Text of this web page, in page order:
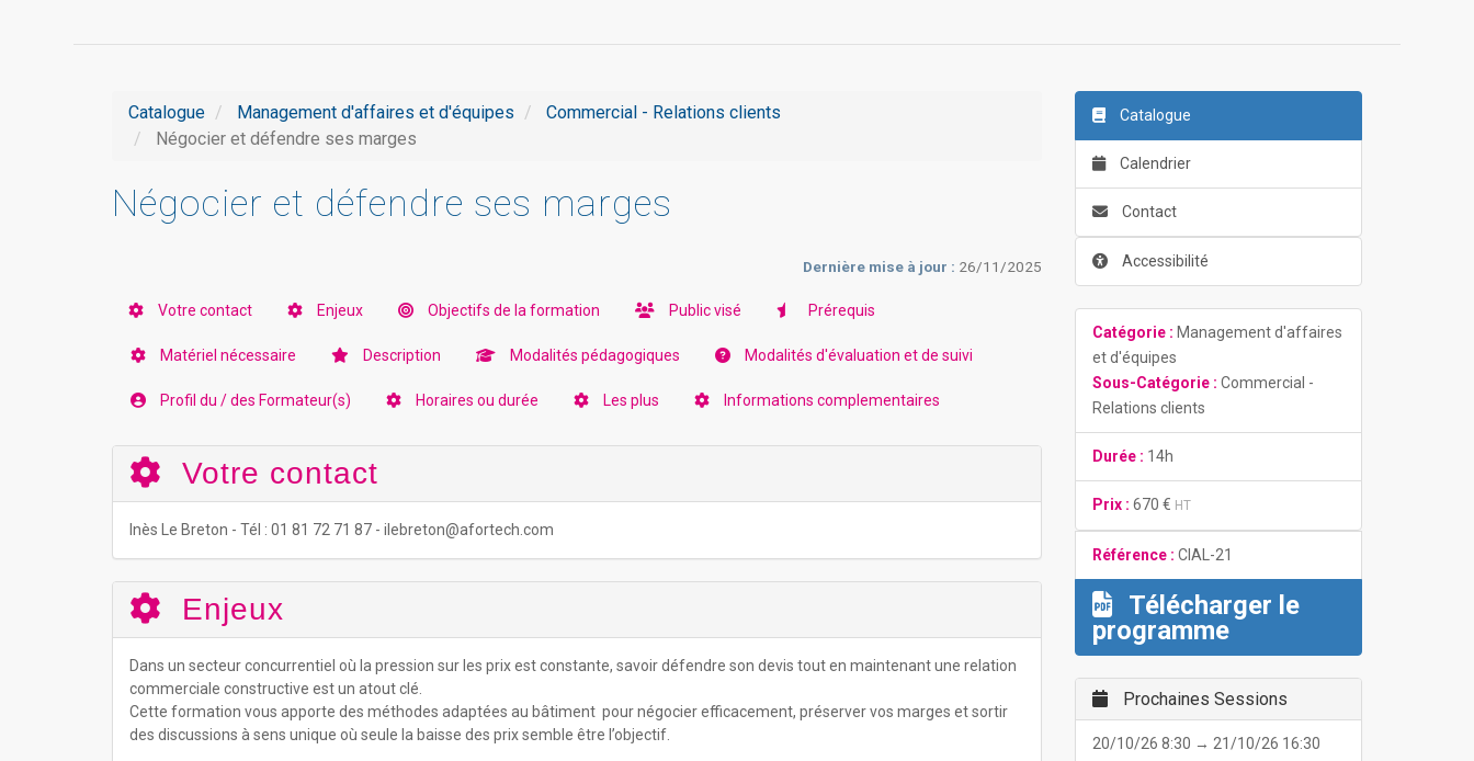
Catalogue Management d'affaires et d'équipes
Commercial - Relations clients
Négocier et défendre ses marges
Négocier et défendre ses marges
Dernière mise à jour : 26/11/2025
Votre contact Enjeux Objectifs de la formation Public visé Prérequis
Matériel nécessaire Description Modalités pédagogiques Modalités d'évaluation et de suivi
Profil du / des Formateur(s) Horaires ou durée Les plus Informations complementaires
Votre contact
Inès Le Breton - Tél : 01 81 72 71 87 - ilebreton@afortech.com
Enjeux
Dans un secteur concurrentiel où la pression sur les prix est constante, savoir défendre son devis tout en maintenant une relation
commerciale constructive est un atout clé.
Cette formation vous apporte des méthodes adaptées au bâtiment pour négocier efficacement, préserver vos marges et sortir
des discussions à sens unique où seule la baisse des prix semble être l’objectif.
Catalogue
Calendrier
Contact
Accessibilité
Catégorie : Management d'affaires
et d'équipes
Sous-Catégorie : Commercial -
Relations clients
Durée : 14h
Prix : 670 € HT
Référence : CIAL-21
Télécharger le
programme
Prochaines Sessions
20/10/26 8:30 → 21/10/26 16:30